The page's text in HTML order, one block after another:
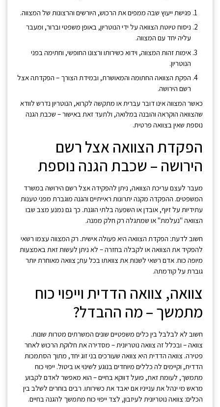
פגישת ייעוץ שבה ממפים את הרכוש, היורשים והרצונות של המצווה.
ניסוח טיוטת הצוואה על ידי הנוטריון, באופן משפטי וברור, ומעבר
עליה יחד עם המצווה.
אימות זהות המצווה, וידוא כשירותו ורצונו החופשי, וחתימה בפני
הנוטריון.
הפקת הצוואה החתומה והמאושרת, ובמידת הצורך – הפקדתה אצל
רשם הירושה.
כאשר המצווה אינו דובר עברית או מתקשה לקרוא, הנוטריון נדרש לוודא
שהצוואה הוקראה והובנה במלואה, ולתעד זאת באישור – שכבת הגנה
נוספת שאין בצוואה פרטית.
הפקדת הצוואה אצל רשם
הירושה – שכבת הגנה נוספת
מעבר לעצם עריכת הצוואה, ניתן להפקידה אצל רשם הירושה במשרד
המשפטים. ההפקדה מקנה יתרונות ראייתיים והגנה מוגברת מפני טענות
עתידיות על זיוף, אובדן או השפעה בלתי הוגנת. כך גם נמנע מצב שבו
הצוואה "נעלמת" או שמתגלה רק חלק ממנה.
חשוב לדעת: הפקדת הצוואה היא פעולה אישית. רק המצווה עצמו רשאי
להפקיד את הצוואה או לקבלה בחזרה – לא ניתן לעשות זאת באמצעות
מיופה כוח. אדם רשאי לשנות את צוואתו בכל עת; צוואה מאוחרת יותר
גוברת על קודמתה.
צוואה, צוואה הדדית וייפוי כוח
מתמשך – מה ההבדל?
חשוב לא לבלבל בין כלים משפטיים שונים המשרתים מטרות שונות.
צוואה – ובכלל זה צוואה נוטריונית – מסדירה את חלוקת הרכוש לאחר
פטירה. צוואה הדדית היא צוואה שעורכים בני זוג יחד, מתוך הסתמכות
הדדית, וקיימים לה כללים מיוחדים בנוגע לשינוי או ביטול. ייפוי כוח
מתמשך, לעומת זאת, פועל דווקא בחיים – הוא מאפשר לאדם לקבוע
מראש מי ינהל את ענייניו אם יאבד את כשירותו. רבים בוחרים לשלב בין
הכלים: צוואה נוטריונית לעיזבון, לצד ייפוי כוח מתמשך להגנה בחיים.